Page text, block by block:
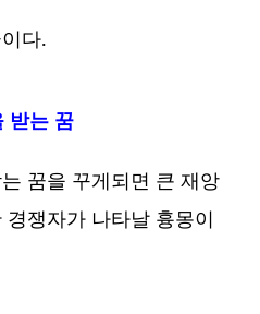
다.
받는 꿈
꿈을 꾸게되면 큰 재앙
쟁자가 나타날 흉몽이